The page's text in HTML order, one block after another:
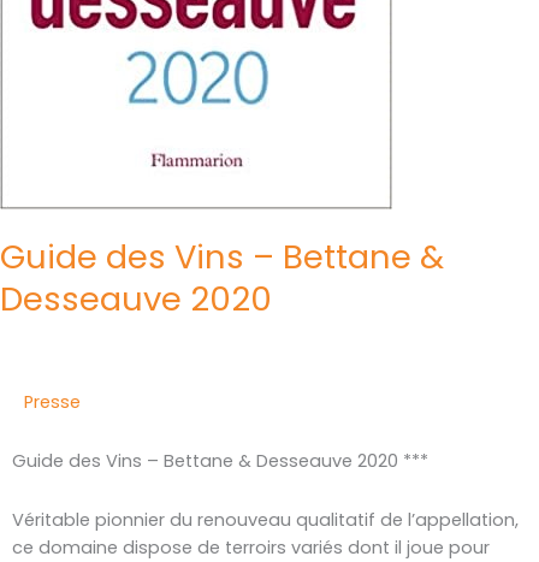
Guide des Vins – Bettane &
Desseauve 2020
Presse
Guide des Vins – Bettane & Desseauve 2020 ***
Véritable pionnier du renouveau qualitatif de l’appellation,
ce domaine dispose de terroirs variés dont il joue pour